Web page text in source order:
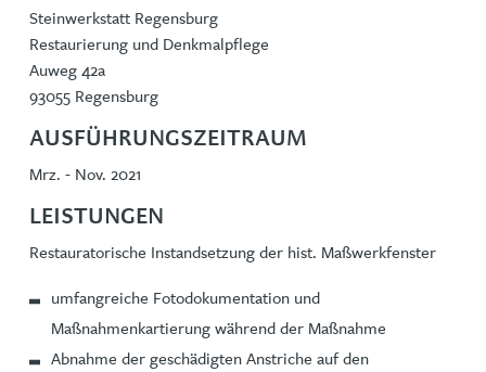
Steinwerkstatt Regensburg
Restaurierung und Denkmalpflege
Auweg 42a
93055 Regensburg
AUSFÜHRUNGSZEITRAUM
Mrz. - Nov. 2021
LEISTUNGEN
Restauratorische Instandsetzung der hist. Maßwerkfenster
umfangreiche Fotodokumentation und
Maßnahmenkartierung während der Maßnahme
Abnahme der geschädigten Anstriche auf den